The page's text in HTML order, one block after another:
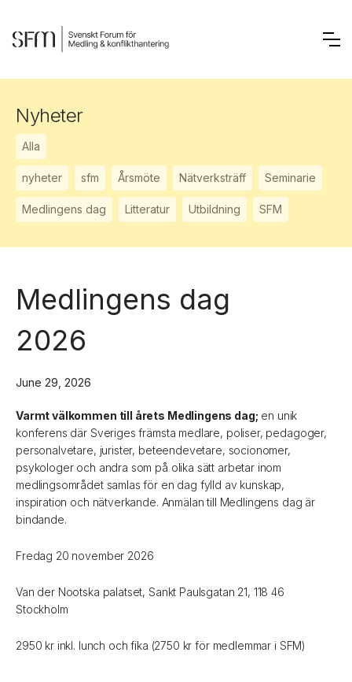
Nyheter
Alla
nyheter sfm Årsmöte Nätverksträff Seminarie
Medlingens dag Litteratur Utbildning SFM
Medlingens dag
2026
June 29, 2026
Varmt välkommen till årets Medlingens dag; en unik
konferens där Sveriges främsta medlare, poliser, pedagoger,
personalvetare, jurister, beteendevetare, socionomer,
psykologer och andra som på olika sätt arbetar inom
medlingsområdet samlas för en dag fylld av kunskap,
inspiration och nätverkande. Anmälan till Medlingens dag är
bindande.
Fredag 20 november 2026
Van der Nootska palatset, Sankt Paulsgatan 21, 118 46
Stockholm
2950 kr inkl. lunch och fika (2750 kr för medlemmar i SFM)